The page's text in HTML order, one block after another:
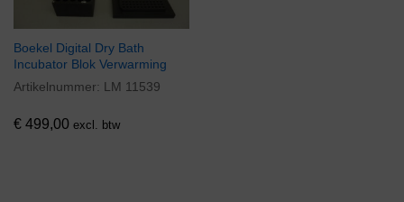
Boekel Digital Dry Bath
Incubator Blok Verwarming
Artikelnummer: LM 11539
€ 499,00 excl. btw